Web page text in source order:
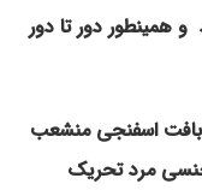
همینطور دور تا دور
بافت اسفنجی منشعب
مرد تحریک